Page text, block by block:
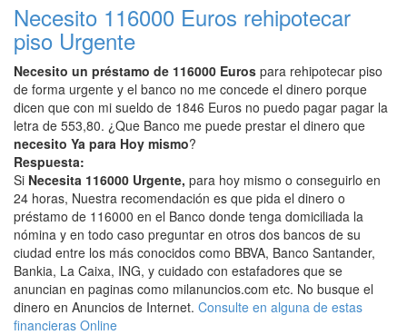
Necesito 116000 Euros rehipotecar
piso Urgente
Necesito un préstamo de 116000 Euros para rehipotecar piso
de forma urgente y el banco no me concede el dinero porque
dicen que con mi sueldo de 1846 Euros no puedo pagar pagar la
letra de 553,80. ¿Que Banco me puede prestar el dinero que
necesito Ya para Hoy mismo?
Respuesta:
Si Necesita 116000 Urgente, para hoy mismo o conseguirlo en
24 horas, Nuestra recomendación es que pida el dinero o
préstamo de 116000 en el Banco donde tenga domiciliada la
nómina y en todo caso preguntar en otros dos bancos de su
ciudad entre los más conocidos como BBVA, Banco Santander,
Bankia, La Caixa, ING, y cuidado con estafadores que se
anuncian en paginas como milanuncios.com etc. No busque el
dinero en Anuncios de Internet. Consulte en alguna de estas
financieras Online